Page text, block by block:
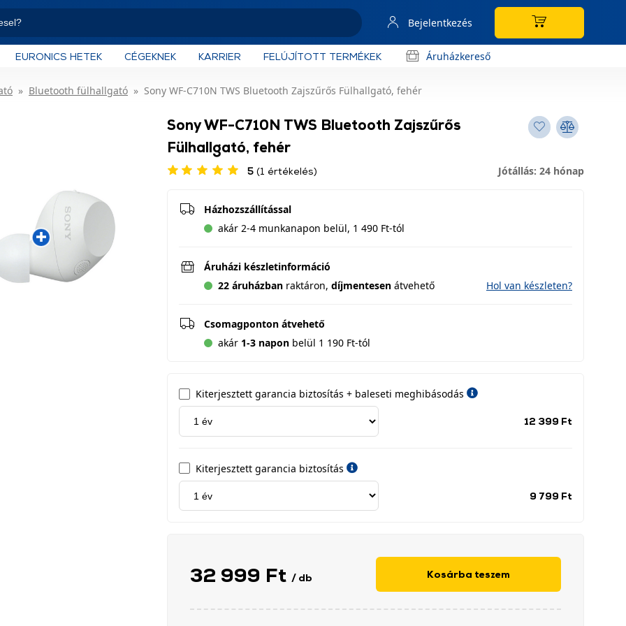
Bejelentkezés
EURONICS HETEK CÉGEKNEK KARRIER FELÚJÍTOTT TERMÉKEK Áruházkereső
Bluetooth fülhallgató Sony WF-C710N TWS Bluetooth Zajszűrős Fülhallgató, fehér
Sony WF-C710N TWS Bluetooth Zajszűrős
Fülhallgató, fehér
5 (1 értékelés) Jótállás: 24 hónap
Házhozszállítással
akár 2-4 munkanapon belül, 1 490 Ft-tól
Áruházi készletinformáció
22 áruházban raktáron, díjmentesen átvehető Hol van készleten?
Csomagponton átvehető
akár 1-3 napon belül 1 190 Ft-tól
Kiterjesztett garancia biztosítás + baleseti meghibásodás
időszak
12 399 Ft
Kiterjesztett garancia biztosítás
időszak
9 799 Ft
32 999 Ft / db Kosárba teszem